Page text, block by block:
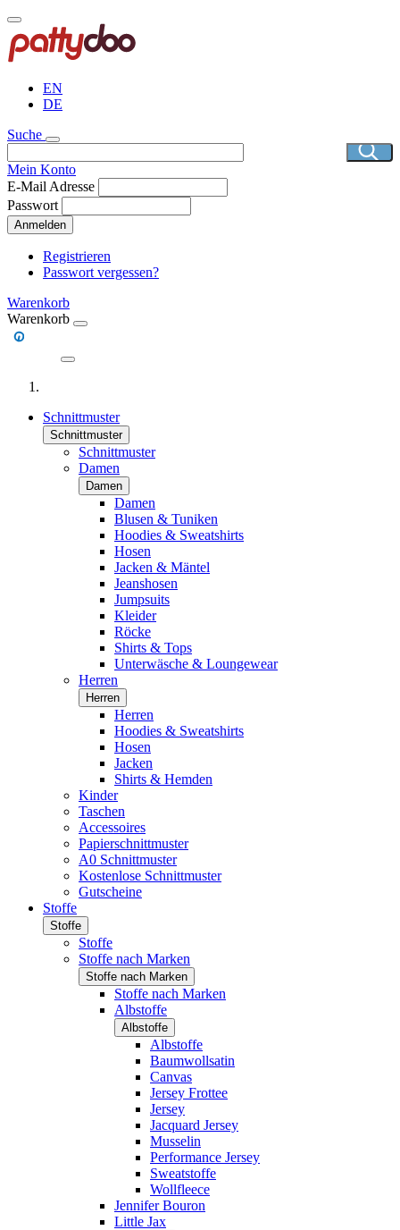
Direkt
zum
Inhalt
EN
DE
Suche
Mein Konto
E-Mail Adresse
Passwort
Anmelden
Registrieren
Passwort vergessen?
Warenkorb
Warenkorb
Schnittmuster
Schnittmuster
Schnittmuster
Damen
Damen
Damen
Blusen & Tuniken
Hoodies & Sweatshirts
Hosen
Jacken & Mäntel
Jeanshosen
Jumpsuits
Kleider
Röcke
Shirts & Tops
Unterwäsche & Loungewear
Herren
Herren
Herren
Hoodies & Sweatshirts
Hosen
Jacken
Shirts & Hemden
Kinder
Taschen
Accessoires
Papierschnittmuster
A0 Schnittmuster
Kostenlose Schnittmuster
Gutscheine
Stoffe
Stoffe
Stoffe
Stoffe nach Marken
Stoffe nach Marken
Stoffe nach Marken
Albstoffe
Albstoffe
Albstoffe
Baumwollsatin
Canvas
Jersey Frottee
Jersey
Jacquard Jersey
Musselin
Performance Jersey
Sweatstoffe
Wollfleece
Jennifer Bouron
Little Jax